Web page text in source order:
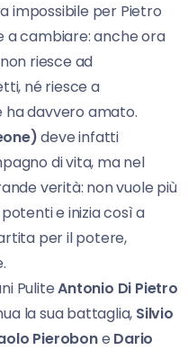
impossibile per Pietro
a cambiare: anche ora
riesce ad
né riesce a
ha davvero amato.
deve infatti
di vita, ma nel
verità: non vuole più
e inizia così a
per il potere,
PuliteAntonio Di Pietro
la sua battaglia, Silvio
Pierobone Dario